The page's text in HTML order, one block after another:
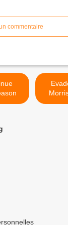
commentaire